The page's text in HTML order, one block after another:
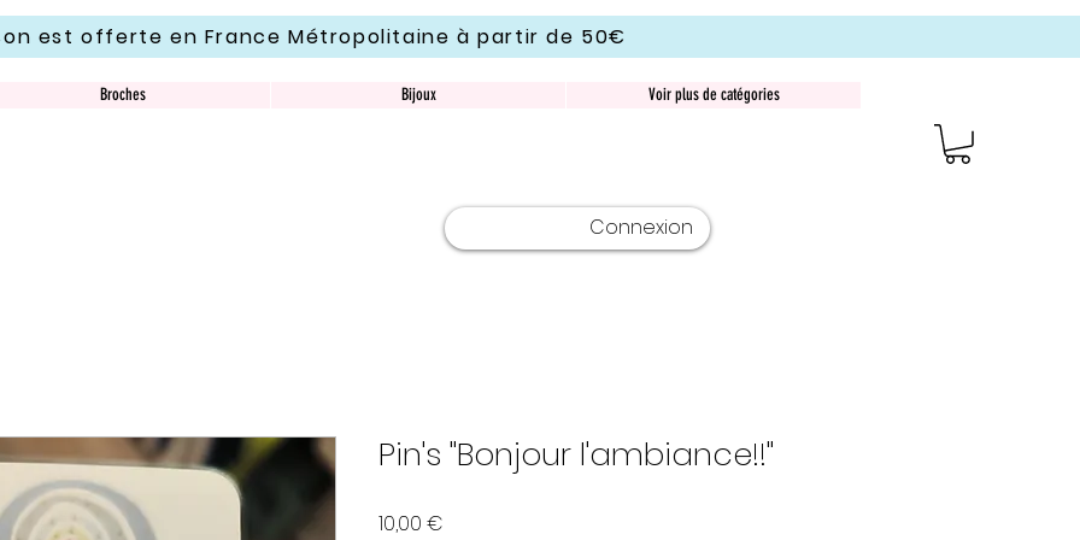
est offerte en France Métropolitaine à partir de 50€
Broches Bijoux Voir plus de catégories
Connexion
Pin's "Bonjour l'ambiance!!"
10,00 €